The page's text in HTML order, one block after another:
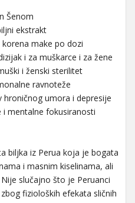
Šenom
ekstrakt
make po dozi
i za muškarce i za žene
i ženski sterilitet
ravnoteže
hroničnog umora i depresije
mentalne fokusiranosti
biljka iz Perua koja je bogata
i masnim kiselinama, ali
slučajno što je Peruanci
fizioloških efekata sličnih